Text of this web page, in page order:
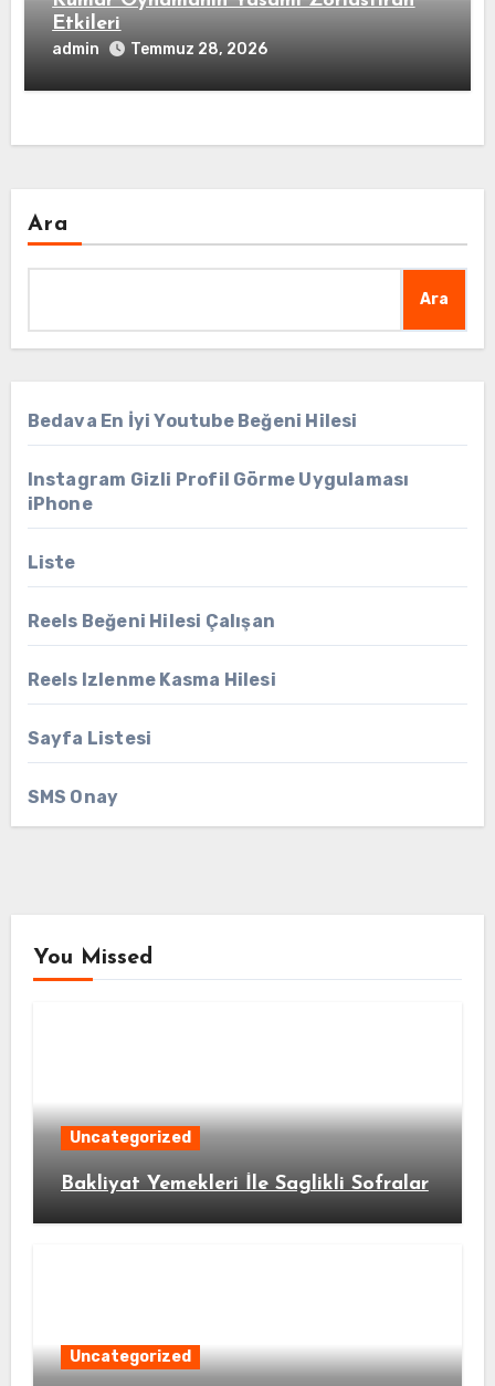
Etkileri
admin Temmuz 28, 2026
Ara
Ara
Bedava En İyi Youtube Beğeni Hilesi
Instagram Gizli Profil Görme Uygulaması
iPhone
Liste
Reels Beğeni Hilesi Çalışan
Reels Izlenme Kasma Hilesi
Sayfa Listesi
SMS Onay
You Missed
Uncategorized
Bakliyat Yemekleri İle Saglikli Sofralar
Uncategorized